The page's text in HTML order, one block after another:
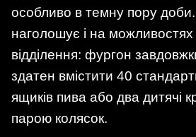
особливо в темну пору
наголошує і на
відділення: фургон
здатен вмістити 40
ящиків пива або два дитячі
парою колясок.